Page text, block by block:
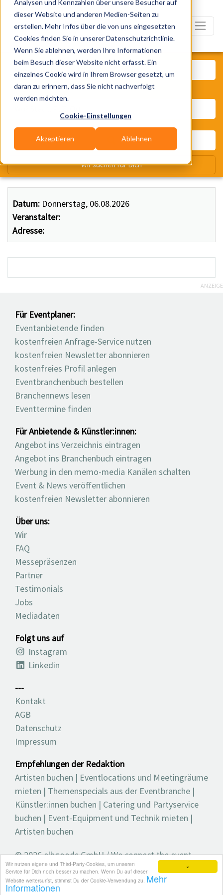
×
Wir nutzen eigene und Third-Party-Cookies, um unseren
Service für Dich noch besser zu machen. Wenn Du auf dieser
Website weitersurfst, stimmst Du der Cookie-Verwendung zu. Mehr
Informationen
Analysen und Kennzahlen über unsere Besucher auf
dieser Website und anderen Medien-Seiten zu
erstellen. Mehr Infos über die von uns eingesetzten
Cookies finden Sie in unserer Datenschutzrichtlinie.
Wenn Sie ablehnen, werden Ihre Informationen
beim Besuch dieser Website nicht erfasst. Ein
einzelnes Cookie wird in Ihrem Browser gesetzt, um
daran zu erinnern, dass Sie nicht nachverfolgt
werden möchten.
Cookie-Einstellungen
Akzeptieren Ablehnen
Datum: Donnerstag, 06.08.2026
Veranstalter:
Adresse:
Was? Künstler, Zelte, Bands,
Wir suchen für Dich
ANZEIGE
Für Eventplaner:
Eventanbietende finden
kostenfreien Anfrage-Service nutzen
kostenfreien Newsletter abonnieren
kostenfreies Profil anlegen
Eventbranchenbuch bestellen
Branchennews lesen
Eventtermine finden
Für Anbietende & Künstler:innen:
Angebot ins Verzeichnis eintragen
Angebot ins Branchenbuch eintragen
Werbung in den memo-media Kanälen schalten
Event & News veröffentlichen
kostenfreien Newsletter abonnieren
Über uns:
Wir
FAQ
Messepräsenzen
Partner
Testimonials
Jobs
Mediadaten
Folgt uns auf
Instagram
Linkedin
---
Kontakt
AGB
Datenschutz
Impressum
Empfehlungen der Redaktion
Artisten buchen | Eventlocations und Meetingräume
mieten | Themenspecials aus der Eventbranche |
Künstler:innen buchen | Catering und Partyservice
buchen | Event-Equipment und Technik mieten |
Artisten buchen
© 2026 elbgoods GmbH / We connect the event
industry / Medienvielfalt für die Eventplanung /
Eventbranchenbuch, Blog, Magazin und mehr